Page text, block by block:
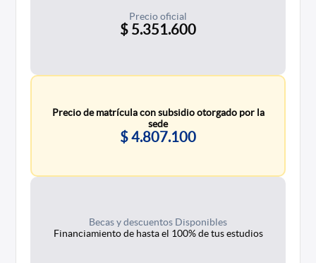
Precio oficial
$ 5.351.600
Precio de matrícula con subsidio otorgado por la
sede
$ 4.807.100
Becas y descuentos Disponibles
Financiamiento de hasta el 100% de tus estudios